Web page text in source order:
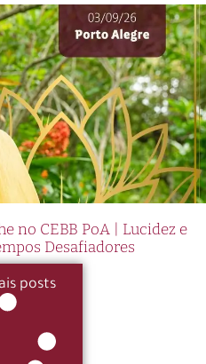
no CEBB PoA | Lucidez e
Desafiadores
posts